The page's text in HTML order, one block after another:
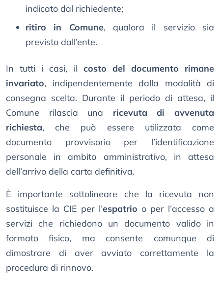
indicato dal richiedente;
ritiro in Comune, qualora il servizio sia
previsto dall’ente.
In tutti i casi, il costo del documento rimane
invariato, indipendentemente dalla modalità di
consegna scelta. Durante il periodo di attesa, il
Comune rilascia una ricevuta di avvenuta
richiesta, che può essere utilizzata come
documento provvisorio per l’identificazione
personale in ambito amministrativo, in attesa
dell’arrivo della carta definitiva.
È importante sottolineare che la ricevuta non
sostituisce la CIE per l’espatrio o per l’accesso a
servizi che richiedono un documento valido in
formato fisico, ma consente comunque di
dimostrare di aver avviato correttamente la
procedura di rinnovo.